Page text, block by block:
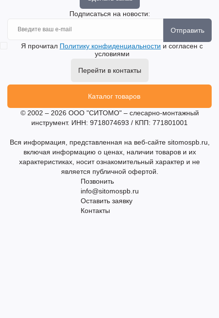
Подписаться на новости:
Отправить
Я прочитал Политику конфиденциальности и согласен с
условиями
Перейти в контакты
Каталог товаров
© 2002 – 2026 ООО "СИТОМО" – слесарно-монтажный
инструмент. ИНН: 9718074693 / КПП: 771801001
Вся информация, представленная на веб-сайте sitomospb.ru,
включая информацию о ценах, наличии товаров и их
характеристиках, носит ознакомительный характер и не
является публичной офертой.
Позвонить
info@sitomospb.ru
Оставить заявку
Контакты